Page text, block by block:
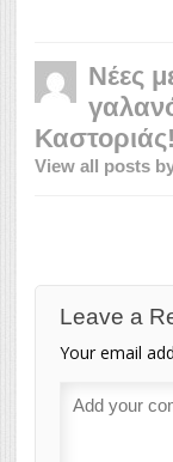
Νέες
Καστοριάς!
View all posts
Leave a
Your email